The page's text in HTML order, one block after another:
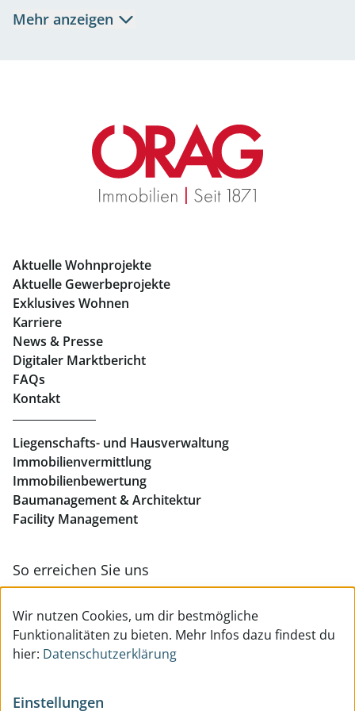
Immobilien in Graz
Mietwohnungen Graz
Eigentumswohnungen Graz
Geschäftslokale mieten Graz
Immobilien in Linz
Eigentumswohnungen Linz
Büros mieten Linz
Geschäftslokale mieten Linz
Mehr anzeigen
Aktuelle Wohnprojekte
Aktuelle Gewerbeprojekte
Exklusives Wohnen
Karriere
News & Presse
Digitaler Marktbericht
FAQs
Kontakt
Liegenschafts- und Hausverwaltung
Immobilienvermittlung
Immobilienbewertung
Baumanagement & Architektur
Facility Management
So erreichen Sie uns
Wir nutzen Cookies, um dir bestmögliche
Funktionalitäten zu bieten. Mehr Infos dazu findest du
hier: Datenschutzerklärung
Einstellungen